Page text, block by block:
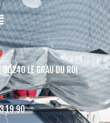
LE GRAU DU ROI​